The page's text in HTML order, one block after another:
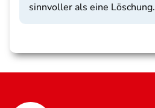
sinnvoller als eine Löschung.